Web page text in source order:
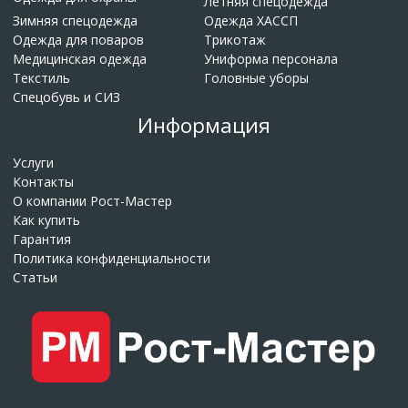
Зимняя спецодежда
Одежда ХАССП
Одежда для поваров
Трикотаж
Медицинская одежда
Униформа персонала
Текстиль
Головные уборы
Спецобувь и СИЗ
Информация
Услуги
Контакты
О компании Рост-Мастер
Как купить
Гарантия
Политика конфиденциальности
Статьи